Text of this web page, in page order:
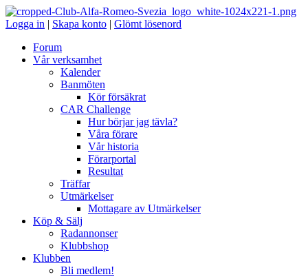
Logga in | Skapa konto | Glömt lösenord
Forum
Vår verksamhet
Kalender
Banmöten
Kör försäkrat
CAR Challenge
Hur börjar jag tävla?
Våra förare
Vår historia
Förarportal
Resultat
Träffar
Utmärkelser
Mottagare av Utmärkelser
Köp & Sälj
Radannonser
Klubbshop
Klubben
Bli medlem!